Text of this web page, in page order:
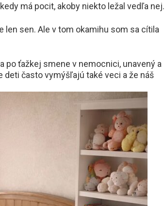
má pocit, akoby niekto ležal vedľa nej.
len sen. Ale v tom okamihu som sa cítila
po ťažkej smene v nemocnici, unavený a
deti často vymýšľajú také veci a že náš